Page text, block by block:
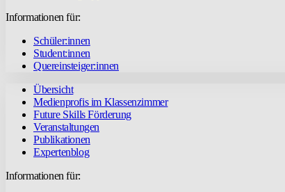
Informationen für:
Schüler:innen
Student:innen
Quereinsteiger:innen
Übersicht
Medienprofis im Klassenzimmer
Future Skills Förderung
Veranstaltungen
Publikationen
Expertenblog
Informationen für: